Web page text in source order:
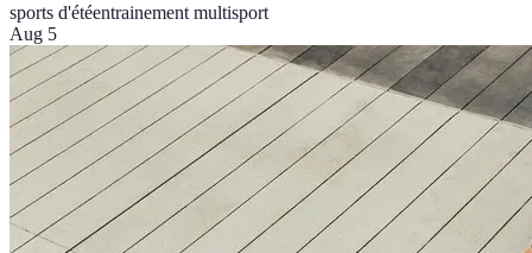
sports d'étéentrainement multisport
Aug 5